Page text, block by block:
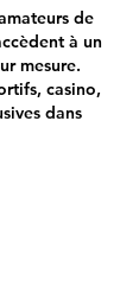
de
à un
mesure.
casino,
dans